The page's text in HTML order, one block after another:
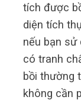
tích được
diện tích
nếu bạn sử
có tranh
bồi thường
không cần